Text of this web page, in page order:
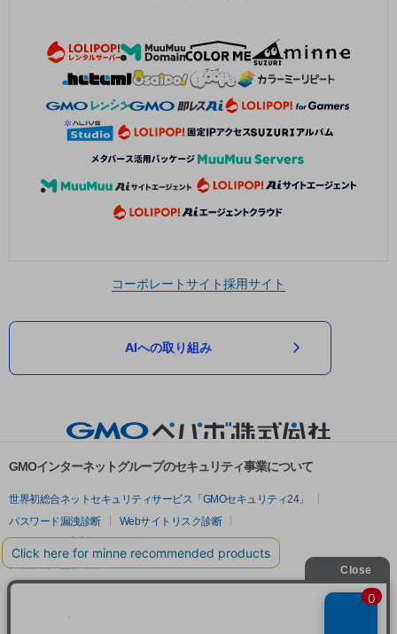
コーポレートサイト採用サイト
AIへの取り組み
GMOインターネットグループのセキュリティ事業について
世界初総合ネットセキュリティサービス「GMOセキュリティ24」
パスワード漏洩診断
Webサイトリスク診断
セキュリティ相談AIチャットボット
実在証明・盗聴対策
サイバー攻撃対策（GMOサイバーセキュリティ byイエラエ）